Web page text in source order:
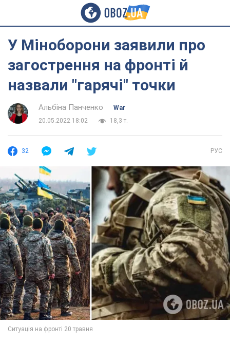
У Міноборони заявили про
загострення на фронті й
назвали "гарячі" точки
Альбіна Панченко
War
20.05.2022 18:02
18,3 т.
32 РУС